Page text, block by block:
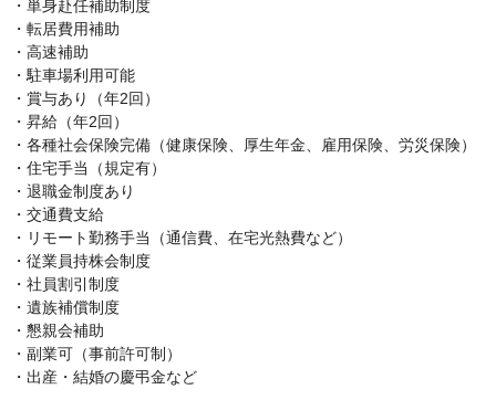
・単身赴任補助制度
・転居費用補助
・高速補助
・駐車場利用可能
・賞与あり（年2回）
・昇給（年2回）
・各種社会保険完備（健康保険、厚生年金、雇用保険、労災保険）
・住宅手当（規定有）
・退職金制度あり
・交通費支給
・リモート勤務手当（通信費、在宅光熱費など）
・従業員持株会制度
・社員割引制度
・遺族補償制度
・懇親会補助
・副業可（事前許可制）
・出産・結婚の慶弔金など